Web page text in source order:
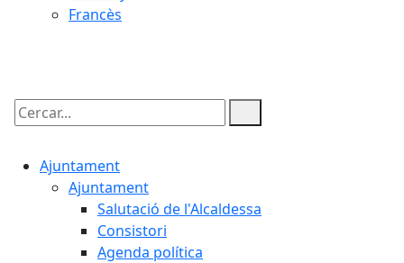
Francès
Cercar:
Ajuntament
Ajuntament
Salutació de l'Alcaldessa
Consistori
Agenda política